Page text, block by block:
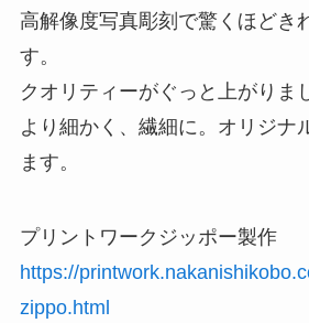
高解像度写真彫刻で驚くほどき
す。
クオリティーがぐっと上がりま
より細かく、繊細に。オリジナ
ます。
プリントワークジッポー製作
https://
zippo.html